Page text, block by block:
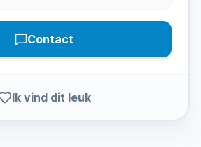
Contact
Ik vind dit leuk